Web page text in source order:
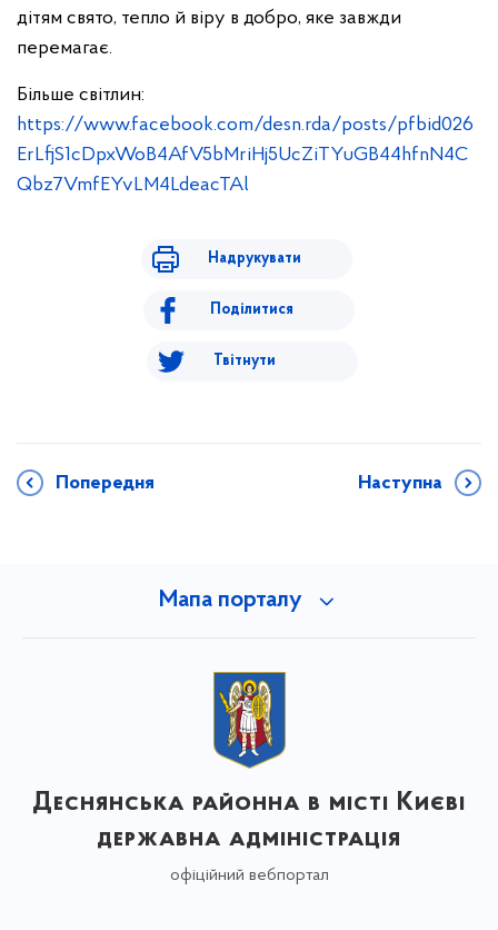
дітям свято, тепло й віру в добро, яке завжди
перемагає.
Більше світлин:
https://www.facebook.com/desn.rda/posts/pfbid026
ErLfjS1cDpxWoB4AfV5bMriHj5UcZiTYuGB44hfnN4C
Qbz7VmfEYvLM4LdeacTAl
Надрукувати
Поділитися
Твітнути
Попередня Наступна
Мапа порталу
Деснянська районна в місті Києві
державна адміністрація
офіційний вебпортал